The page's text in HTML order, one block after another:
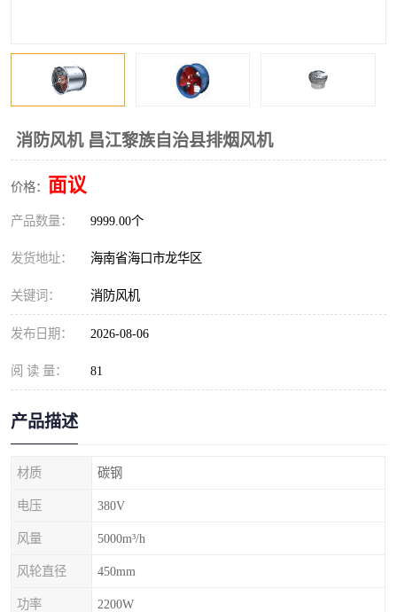
消防风机 昌江黎族自治县排烟风机
价格： 面议
产品数量： 9999.00个
发货地址： 海南省海口市龙华区
关键词： 消防风机
发布日期： 2026-08-06
阅 读 量： 81
产品描述
材质 碳钢
电压 380V
风量 5000m³/h
风轮直径 450mm
功率 2200W
不锈钢烟罩
排烟风机 百叶风口
油烟净化器